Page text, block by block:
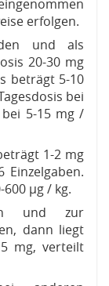
erfolgen.
und als
20-30 mg
beträgt 5-10
bei
5-15 mg /
1-2 mg
µg / kg.
und zur
dann liegt
mg, verteilt